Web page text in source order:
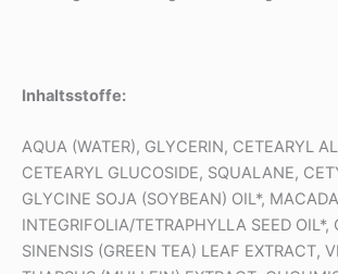
Inhaltsstoffe:
AQUA (WATER), GLYCERIN, CETEARYL
CETEARYL GLUCOSIDE, SQUALANE,
GLYCINE SOJA (SOYBEAN) OIL*,
INTEGRIFOLIA/TETRAPHYLLA SEED OIL*,
SINENSIS (GREEN TEA) LEAF EXTRACT,